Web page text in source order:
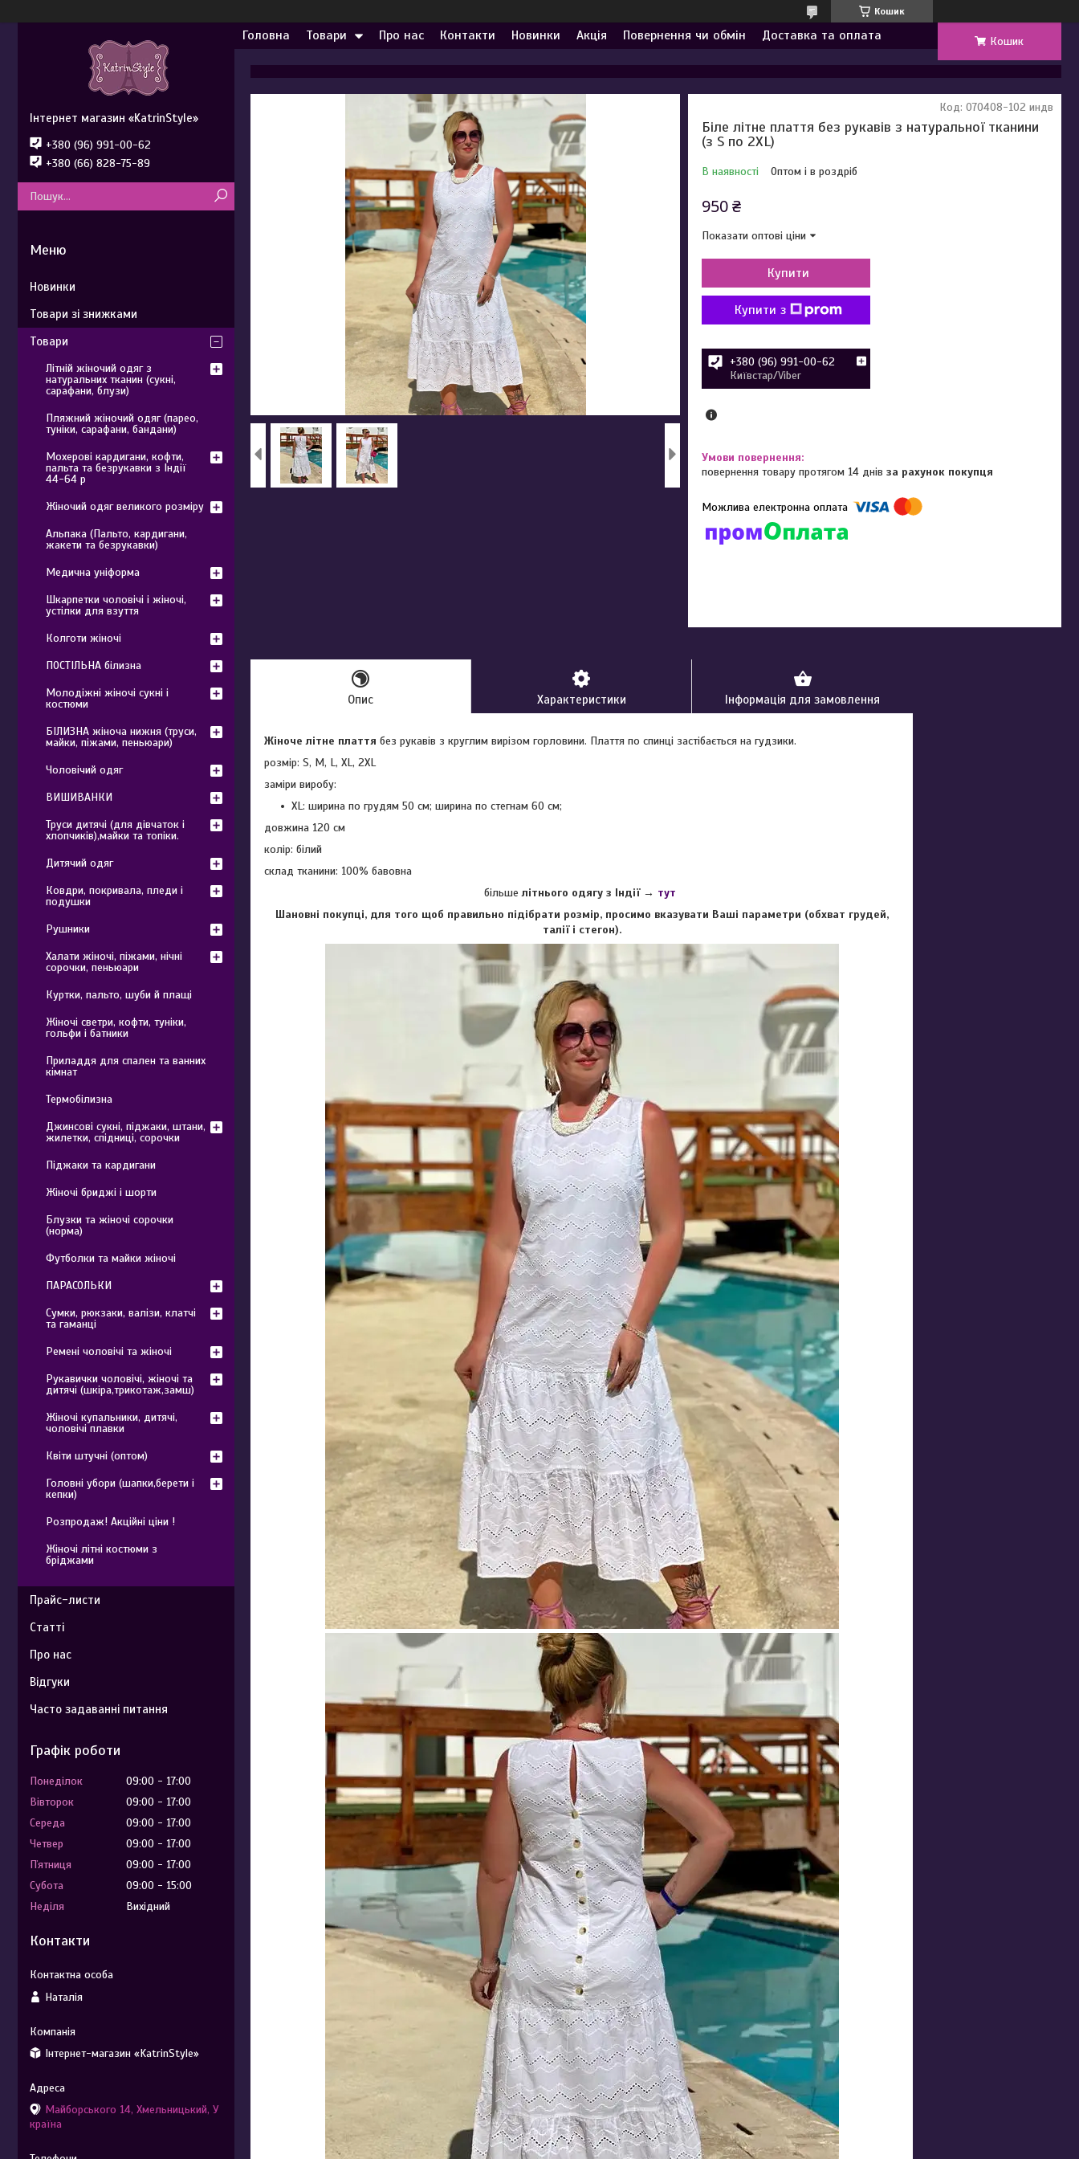
Кошик
Головна Товари Про нас Контакти Новинки Акція Повернення чи обмін Доставка та оплата Кошик
Біле літне плаття без рукавів з натуральної тканини
(з S по 2XL)
В наявності Оптом і в роздріб
Код: 070408-102 индв
950 ₴
Показати оптові ціни
Купити
Купити з
+380 (96) 991-00-62
Київстар/Viber
повернення товару протягом 14 днівза рахунок покупця
Опис Характеристики Інформація для замовлення
Жіноче літне плаття без рукавів з круглим вирізом горловини. Плаття по спинці застібається на гудзики.
розмір: S, M, L, XL, 2XL
заміри виробу:
XL: ширина по грудям 50 см; ширина по стегнам 60 см;
довжина 120 см
колір: білий
склад тканини: 100% бавовна
більшелітнього одягу з Індії → тут
Шановні покупці, для того щоб правильно підібрати розмір, просимо вказувати Ваші параметри (обхват грудей,
талії і стегон).
Інтернет магазин «KatrinStyle»
+380 (96) 991-00-62
+380 (66) 828-75-89
Новинки
Товари зі знижками
Товари
Літній жіночий одяг з
натуральних тканин (сукні,
сарафани, блузи)
Пляжний жіночий одяг (парео,
туніки, сарафани, бандани)
Мохерові кардигани, кофти,
пальта та безрукавки з Індії
44-64 р
Жіночий одяг великого розміру
Альпака (Пальто, кардигани,
жакети та безрукавки)
Медична уніформа
Шкарпетки чоловічі і жіночі,
устілки для взуття
Колготи жіночі
ПОСТІЛЬНА білизна
Молодіжні жіночі сукні і
костюми
БІЛИЗНА жіноча нижня (труси,
майки, піжами, пеньюари)
Чоловічий одяг
ВИШИВАНКИ
Труси дитячі (для дівчаток і
хлопчиків),майки та топіки.
Дитячий одяг
Ковдри, покривала, пледи і
подушки
Рушники
Халати жіночі, піжами, нічні
сорочки, пеньюари
Куртки, пальто, шуби й плащі
Жіночі светри, кофти, туніки,
гольфи і батники
Приладдя для спален та ванних
кімнат
Термобілизна
Джинсові сукні, піджаки, штани,
жилетки, спідниці, сорочки
Піджаки та кардигани
Жіночі бриджі і шорти
Блузки та жіночі сорочки
(норма)
Футболки та майки жіночі
ПАРАСОЛЬКИ
Сумки, рюкзаки, валізи, клатчі
та гаманці
Ремені чоловічі та жіночі
Рукавички чоловічі, жіночі та
дитячі (шкіра,трикотаж,замш)
Жіночі купальники, дитячі,
чоловічі плавки
Квіти штучні (оптом)
Головні убори (шапки,берети і
кепки)
Розпродаж! Акційні ціни !
Жіночі літні костюми з
бріджами
Прайс-листи
Статті
Про нас
Відгуки
Часто задаванні питання
Графік роботи
Понеділок 09:00
17:00
Вівторок
09:00
17:00
Середа
09:00
17:00
Четвер
09:00
17:00
Пʼятниця
09:00
17:00
Субота
09:00
15:00
Неділя
Вихідний
Контакти
Наталія
Інтернет-магазин «KatrinStyle»
Майборського 14, Хмельницький, У
країна